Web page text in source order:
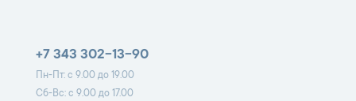
+7 343 302-13-90
Пн-Пт: с 9.00 до 19.00
Сб-Вс: с 9.00 до 17.00